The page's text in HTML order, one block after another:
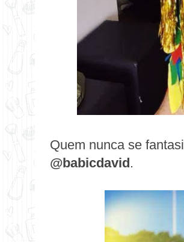
Quem nunca se
@babicdavid.